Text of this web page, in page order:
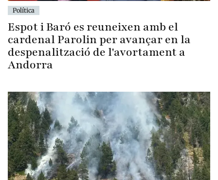
Política
Espot i Baró es reuneixen amb el
cardenal Parolin per avançar en la
despenalització de l'avortament a
Andorra